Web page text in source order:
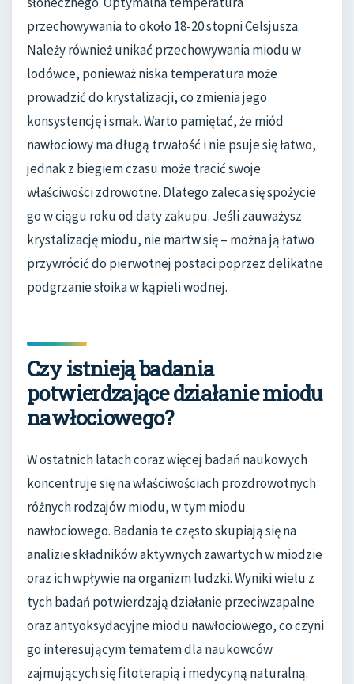
przechowywania to około 18-20 stopni Celsjusza.
Należy również unikać przechowywania miodu w
lodówce, ponieważ niska temperatura może
prowadzić do krystalizacji, co zmienia jego
konsystencję i smak. Warto pamiętać, że miód
nawłociowy ma długą trwałość i nie psuje się łatwo,
jednak z biegiem czasu może tracić swoje
właściwości zdrowotne. Dlatego zaleca się spożycie
go w ciągu roku od daty zakupu. Jeśli zauważysz
krystalizację miodu, nie martw się – można ją łatwo
przywrócić do pierwotnej postaci poprzez delikatne
podgrzanie słoika w kąpieli wodnej.
Czy istnieją badania
potwierdzające działanie miodu
nawłociowego?
W ostatnich latach coraz więcej badań naukowych
koncentruje się na właściwościach prozdrowotnych
różnych rodzajów miodu, w tym miodu
nawłociowego. Badania te często skupiają się na
analizie składników aktywnych zawartych w miodzie
oraz ich wpływie na organizm ludzki. Wyniki wielu z
tych badań potwierdzają działanie przeciwzapalne
oraz antyoksydacyjne miodu nawłociowego, co czyni
go interesującym tematem dla naukowców
zajmujących się fitoterapią i medycyną naturalną.